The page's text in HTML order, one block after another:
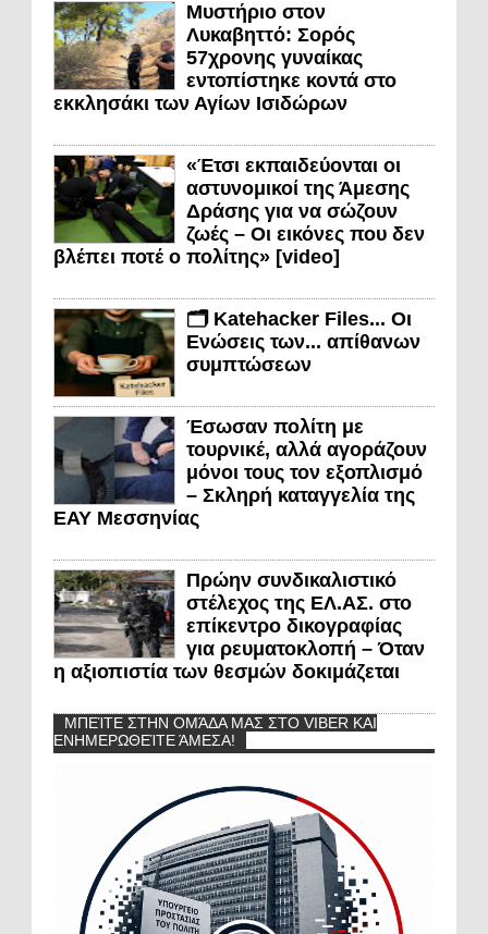
Μυστήριο στον
Λυκαβηττό: Σορός
57χρονης γυναίκας
εντοπίστηκε κοντά στο
εκκλησάκι των Αγίων Ισιδώρων
«Έτσι εκπαιδεύονται οι
αστυνομικοί της Άμεσης
Δράσης για να σώζουν
ζωές – Οι εικόνες που δεν
βλέπει ποτέ ο πολίτης» [video]
🗂️ Katehacker Files... Οι
Ενώσεις των... απίθανων
συμπτώσεων
Έσωσαν πολίτη με
τουρνικέ, αλλά αγοράζουν
μόνοι τους τον εξοπλισμό
– Σκληρή καταγγελία της
ΕΑΥ Μεσσηνίας
Πρώην συνδικαλιστικό
στέλεχος της ΕΛ.ΑΣ. στο
επίκεντρο δικογραφίας
για ρευματοκλοπή – Όταν
η αξιοπιστία των θεσμών δοκιμάζεται
ΜΠΕΊΤΕ ΣΤΗΝ ΟΜΆΔΑ ΜΑΣ ΣΤΟ VIBER ΚΑΙ
ΕΝΗΜΕΡΩΘΕΊΤΕ ΆΜΕΣΑ!